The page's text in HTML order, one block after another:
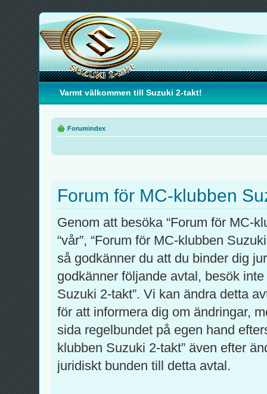
Varmt välkommen till Suzuki 2-takt!
Forumindex
Forum för MC-klubben
Genom att besöka “Forum för MC-
“vår”, “Forum för MC-klubben
så godkänner du att du binder dig
godkänner följande avtal, besök
Suzuki 2-takt”. Vi kan ändra detta
för att informera dig om ändringar,
sida regelbundet på egen hand
klubben Suzuki 2-takt” även efter
juridiskt bunden till detta avtal.